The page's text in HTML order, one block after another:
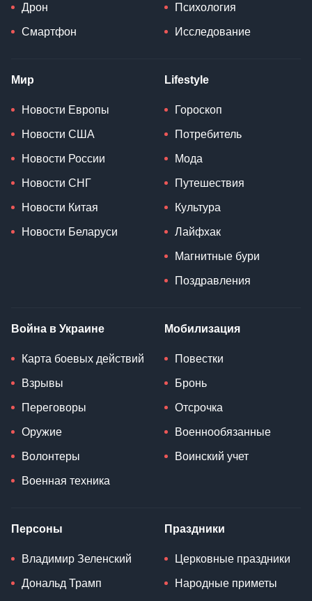
Дрон
Смартфон
Психология
Исследование
Мир
Новости Европы
Новости США
Новости России
Новости СНГ
Новости Китая
Новости Беларуси
Lifestyle
Гороскоп
Потребитель
Мода
Путешествия
Культура
Лайфхак
Магнитные бури
Поздравления
Война в Украине
Карта боевых действий
Взрывы
Переговоры
Оружие
Волонтеры
Военная техника
Мобилизация
Повестки
Бронь
Отсрочка
Военнообязанные
Воинский учет
Персоны
Владимир Зеленский
Дональд Трамп
Праздники
Церковные праздники
Народные приметы